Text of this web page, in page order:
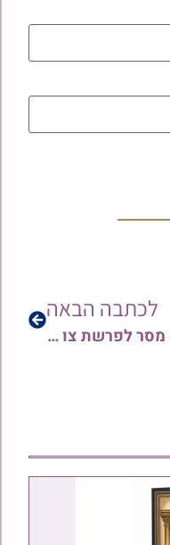
לכתבה הבאה
צפו: מסר לפרשת צו ולחג הפסח | צו השעה – זריזות | עם הרב בועז שלום